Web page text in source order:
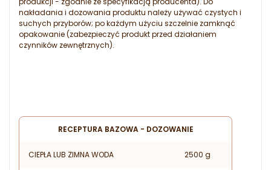
nakładania i dozowania produktu należy używać czystych i
suchych przyborów; po każdym użyciu szczelnie zamknąć
opakowanie (zabezpieczyć produkt przed działaniem
czynników zewnętrznych).
RECEPTURA BAZOWA - DOZOWANIE
CIEPŁA LUB ZIMNA WODA 2500 g